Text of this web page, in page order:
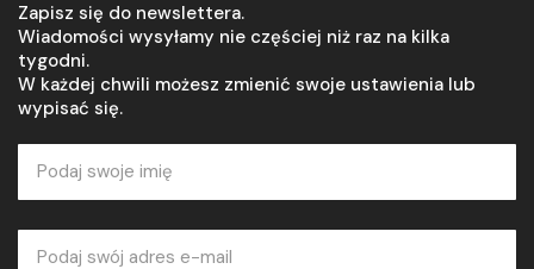
Zapisz się do newslettera.
Wiadomości wysyłamy nie częściej niż raz na kilka
tygodni.
W każdej chwili możesz zmienić swoje ustawienia lub
wypisać się.